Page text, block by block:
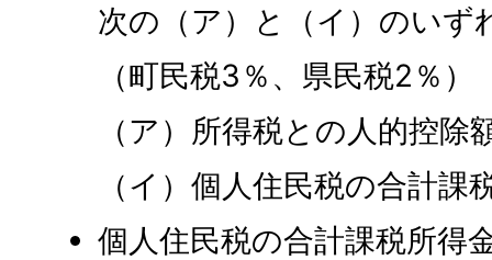
次の（ア）と（イ）のいず
（町民税3％、県民税2％）
（ア）所得税との人的控除
（イ）個人住民税の合計課
個人住民税の合計課税所得